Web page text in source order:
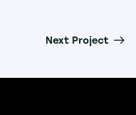
Next Project